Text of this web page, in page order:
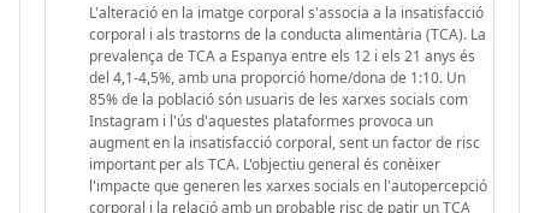
L'alteració en la imatge corporal s'associa a la insatisfacció
corporal i als trastorns de la conducta alimentària (TCA). La
prevalença de TCA a Espanya entre els 12 i els 21 anys és
del 4,1-4,5%, amb una proporció home/dona de 1:10. Un
85% de la població són usuaris de les xarxes socials com
Instagram i l'ús d'aquestes plataformes provoca un
augment en la insatisfacció corporal, sent un factor de risc
important per als TCA. L'objectiu general és conèixer
l'impacte que generen les xarxes socials en l'autopercepció
corporal i la relació amb un probable risc de patir un TCA